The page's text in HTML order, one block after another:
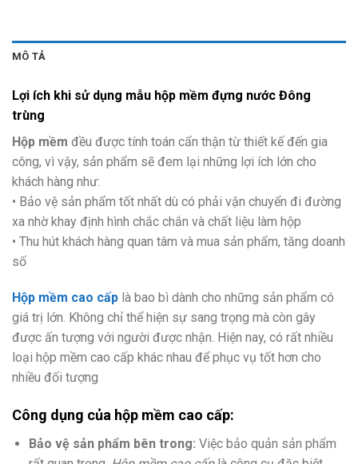
MÔ TẢ
Lợi ích khi sử dụng mẫu hộp mềm đựng nước Đông
trùng
Hộp mềm đều được tính toán cẩn thận từ thiết kế đến gia
công, vì vậy, sản phẩm sẽ đem lại những lợi ích lớn cho
khách hàng như:
• Bảo vệ sản phẩm tốt nhất dù có phải vận chuyển đi đường
xa nhờ khay định hình chắc chắn và chất liệu làm hộp
• Thu hút khách hàng quan tâm và mua sản phẩm, tăng doanh
số
Hộp mềm cao cấp là bao bì dành cho những sản phẩm có
giá trị lớn. Không chỉ thể hiện sự sang trọng mà còn gây
được ấn tượng với người được nhận. Hiện nay, có rất nhiều
loại hộp mềm cao cấp khác nhau để phục vụ tốt hơn cho
nhiều đối tượng
Công dụng của hộp mềm cao cấp:
Bảo vệ sản phẩm bên trong: Việc bảo quản sản phẩm